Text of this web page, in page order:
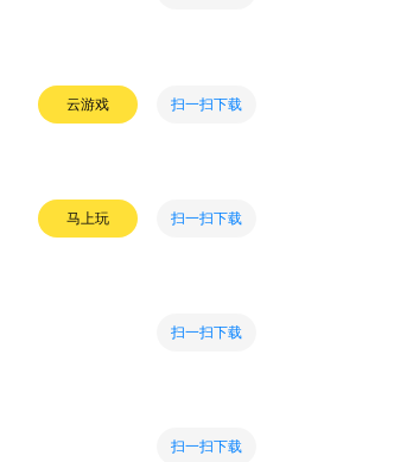
云游戏 扫一扫下载
马上玩 扫一扫下载
扫一扫下载
扫一扫下载